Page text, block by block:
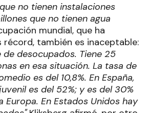
no tienen instalaciones
que no tienen agua
mundial, que ha
récord, también es inaceptable:
de desocupados. Tiene 25
en esa situación. La tasa de
es del 10,8%. En España,
es del 52%; y es del 30%
En Estados Unidos hay